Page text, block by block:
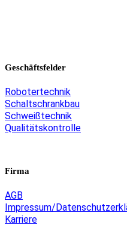
Geschäftsfelder
Robotertechnik
Schaltschrankbau
Schweißtechnik
Qualitätskontrolle
Firma
AGB
Impressum/
Karriere